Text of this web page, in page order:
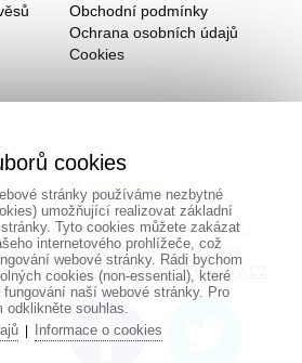
Obchodní podmínky
Ochrana osobních údajů
Cookies
Kontakty
00420/ 604743 381
alebo na mailovej adrese
info@hotovezaclony.cz
cookies
stránky používáme nezbytné
umožňující realizovat základní
Tyto cookies můžete zakázat
internetového prohlížeče, což
webové stránky. Rádi bychom
cookies (non-essential), které
naší webové stránky. Pro
odklikněte souhlas.
| Informace o cookies